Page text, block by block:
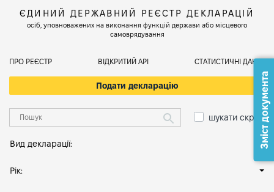
ЄДИНИЙ ДЕРЖАВНИЙ РЕЄСТР ДЕКЛАРАЦІЙ
осіб, уповноважених на виконання функцій держави або місцевого
самоврядування
ПРО РЕЄСТР ВІДКРИТИЙ АРІ СТАТИСТИЧНІ ДАНІ
Подати декларацію
шукати скрізь
Вид декларації:
Рік:
Зміст документа